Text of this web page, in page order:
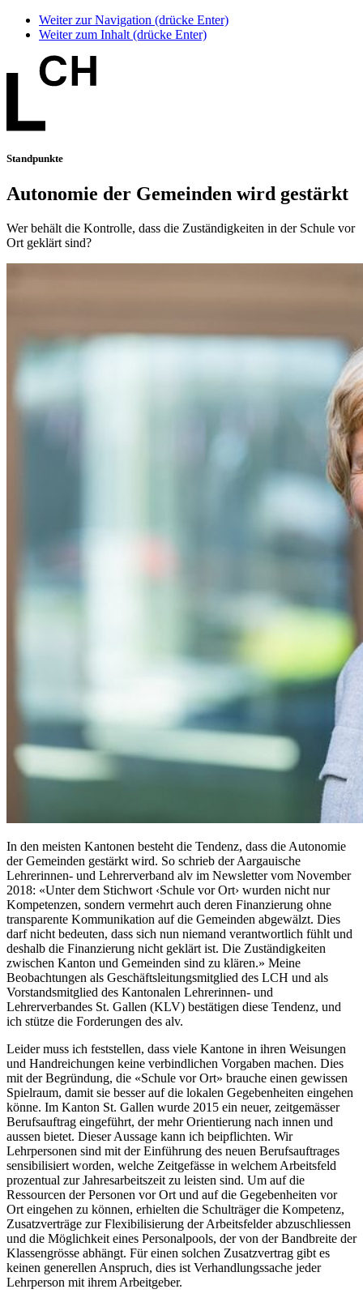
Weiter zur Navigation (drücke Enter)
Weiter zum Inhalt (drücke Enter)
Standpunkte
Autonomie der Gemeinden wird gestärkt
Wer behält die Kontrolle, dass die Zuständigkeiten in der Schule vor
Ort geklärt sind?
In den meisten Kantonen besteht die Tendenz, dass die Autonomie
der Gemeinden gestärkt wird. So schrieb der Aargauische
Lehrerinnen- und Lehrerverband alv im Newsletter vom November
2018: «Unter dem Stichwort ‹Schule vor Ort› wurden nicht nur
Kompetenzen, sondern vermehrt auch deren Finanzierung ohne
transparente Kommunikation auf die Gemeinden abgewälzt. Dies
darf nicht bedeuten, dass sich nun niemand verantwortlich fühlt und
deshalb die Finanzierung nicht geklärt ist. Die Zuständigkeiten
zwischen Kanton und Gemeinden sind zu klären.» Meine
Beobachtungen als Geschäftsleitungsmitglied des LCH und als
Vorstandsmitglied des Kantonalen Lehrerinnen- und
Lehrerverbandes St. Gallen (KLV) bestätigen diese Tendenz, und
ich stütze die Forderungen des alv.
Leider muss ich feststellen, dass viele Kantone in ihren Weisungen
und Handreichungen keine verbindlichen Vorgaben machen. Dies
mit der Begründung, die «Schule vor Ort» brauche einen gewissen
Spielraum, damit sie besser auf die lokalen Gegebenheiten eingehen
könne. Im Kanton St. Gallen wurde 2015 ein neuer, zeitgemässer
Berufsauftrag eingeführt, der mehr Orientierung nach innen und
aussen bietet. Dieser Aussage kann ich beipflichten. Wir
Lehrpersonen sind mit der Einführung des neuen Berufsauftrages
sensibilisiert worden, welche Zeitgefässe in welchem Arbeitsfeld
prozentual zur Jahresarbeitszeit zu leisten sind. Um auf die
Ressourcen der Personen vor Ort und auf die Gegebenheiten vor
Ort eingehen zu können, erhielten die Schulträger die Kompetenz,
Zusatzverträge zur Flexibilisierung der Arbeitsfelder abzuschliessen
und die Möglichkeit eines Personalpools, der von der Bandbreite der
Klassengrösse abhängt. Für einen solchen Zusatzvertrag gibt es
keinen generellen Anspruch, dies ist Verhandlungssache jeder
Lehrperson mit ihrem Arbeitgeber.